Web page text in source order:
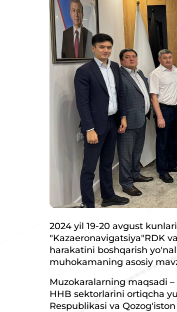
2024 yil 19-20 avgust
"Kazaeronavigatsiya"RDK
harakatini boshqarish
muhokamaning asosiy
Muzokaralarning maqsadi
HHB sektorlarini ortiqcha
Respublikasi va